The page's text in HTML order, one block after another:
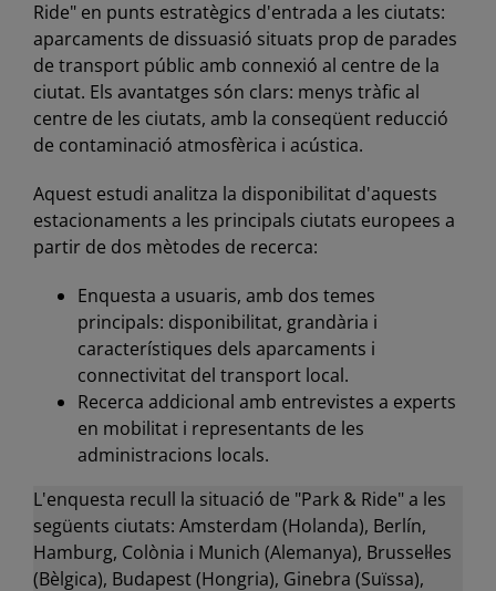
Ride" en punts estratègics d'entrada a les ciutats:
aparcaments de dissuasió situats prop de parades
de transport públic amb connexió al centre de la
ciutat. Els avantatges són clars: menys tràfic al
centre de les ciutats, amb la conseqüent reducció
de contaminació atmosfèrica i acústica.
Aquest estudi analitza la disponibilitat d'aquests
estacionaments a les principals ciutats europees a
partir de dos mètodes de recerca:
Enquesta a usuaris, amb dos temes
principals: disponibilitat, grandària i
característiques dels aparcaments i
connectivitat del transport local.
Recerca addicional amb entrevistes a experts
en mobilitat i representants de les
administracions locals.
L'enquesta recull la situació de "Park & Ride" a les
següents ciutats: Amsterdam (Holanda), Berlín,
Hamburg, Colònia i Munich (Alemanya), Brussel·les
(Bèlgica), Budapest (Hongria), Ginebra (Suïssa),